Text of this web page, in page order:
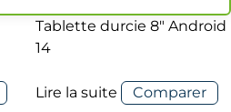
Tablette durcie 8″ Android
14
Lire la suite Comparer